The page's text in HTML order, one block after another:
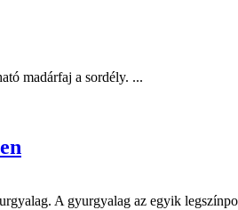
madárfaj a sordély. ...
A gyurgyalag az egyik